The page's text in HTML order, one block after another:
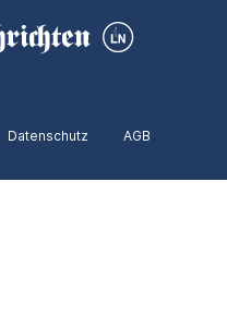
Datenschutz AGB